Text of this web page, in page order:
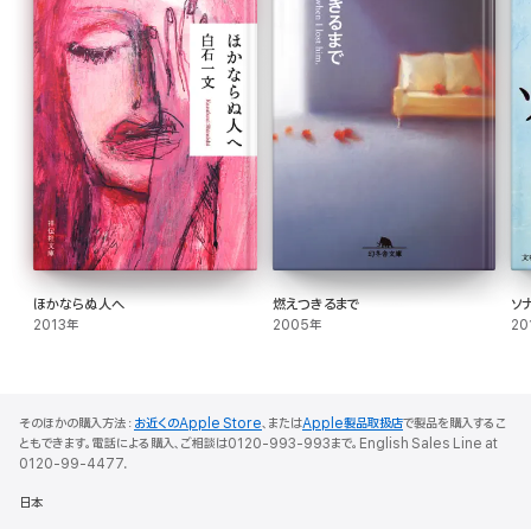
ほかならぬ人へ
2013年
燃えつきるまで
2005年
ソ
そのほかの購入方法： お近くのApple Store、またはApple製品取扱店で製品を購入するこ
ともできます。電話による購入、ご相談は0120-993-993まで。English Sales Line at
0120-99-4477.
日本